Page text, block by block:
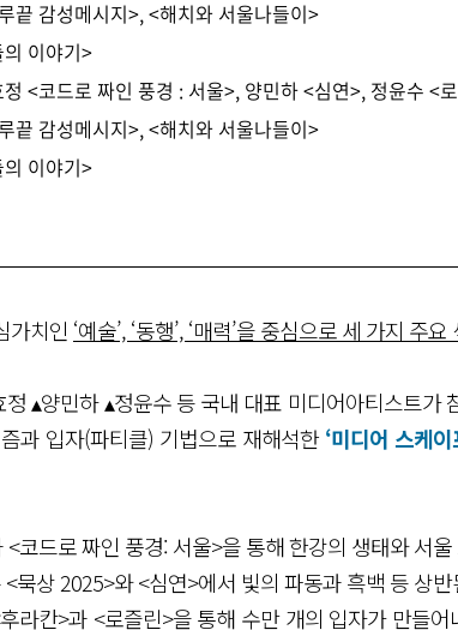
끝 감성메시지>, <해치와 서울나들이>
이야기>
<코드로 짜인 풍경 : 서울>, 양민하 <심연>, 정윤수 <
끝 감성메시지>, <해치와 서울나들이>
이야기>
가치인 ‘예술’, ‘동행’, ‘매력’을 중심으로 세 가지 주요
정 ▴양민하 ▴정윤수 등 국내 대표 미디어아티스트가
과 입자(파티클) 기법으로 재해석한 ‘미디어 스케
코드로 짜인 풍경: 서울>을 통해 한강의 생태와 서
묵상 2025>와 <심연>에서 빛의 파동과 흑백 등 상
라칸>과 <로즐린>을 통해 수만 개의 입자가 만들